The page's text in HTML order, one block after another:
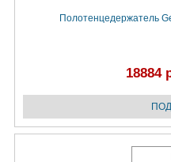
Полотенцедержатель
18884